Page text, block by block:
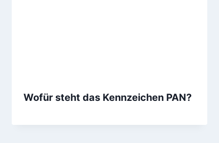
Wofür steht das Kennzeichen PAN?